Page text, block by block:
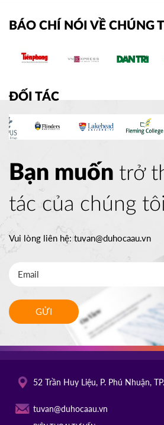
BÁO CHÍ NÓI VỀ CHÚNG
ĐỐI TÁC
Bạn muốn trở
tác của chúng tôi
Vui lòng liên hệ:tuvan@duhocaau.vn
GỬI
52 Trần Huy Liệu, P. Phú Nhuận,
tuvan@duhocaau.vn